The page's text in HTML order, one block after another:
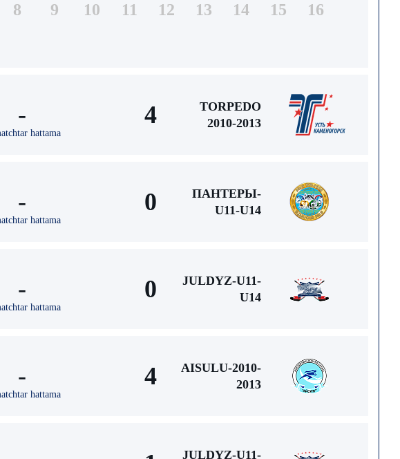
8 9 10 11 12 13 14 15
16
-
hattama
4
TORPEDO
2010-2013
-
hattama
0
ПАНТЕРЫ-
U11-U14
-
hattama
0
JULDYZ-U11-
U14
-
hattama
4
AISULU-2010-
2013
JULDYZ-U11-